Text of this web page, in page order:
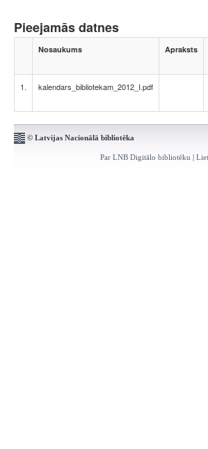
Pieejamās datnes
Nosaukums Apraksts
1. kalendars_bibliotekam_2012_I.pdf
© Latvijas Nacionālā bibliotēka
Par LNB Digitālo bibliotēku |